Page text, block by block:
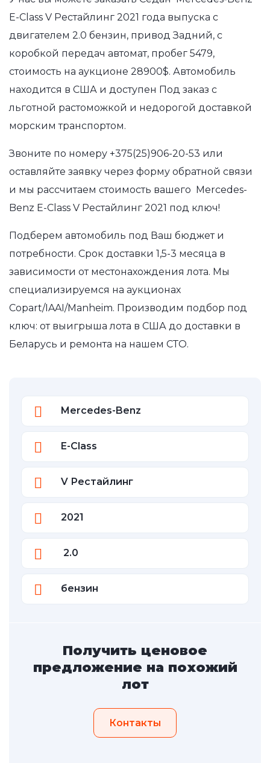
E-Class V Рестайлинг 2021 года выпуска с
двигателем 2.0 бензин, привод Задний, с
коробкой передач автомат, пробег 5479,
стоимость на аукционе 28900$. Автомобиль
находится в США и доступен Под заказ с
льготной растоможкой и недорогой доставкой
морским транспортом.
Звоните по номеру +375(25)906-20-53 или
оставляйте заявку через форму обратной связи
и мы рассчитаем стоимость вашего Mercedes-
Benz E-Class V Рестайлинг 2021 под ключ!
Подберем автомобиль под Ваш бюджет и
потребности. Срок доставки 1,5-3 месяца в
зависимости от местонахождения лота. Мы
специализируемся на аукционах
Copart/IAAI/Manheim. Производим подбор под
ключ: от выигрыша лота в США до доставки в
Беларусь и ремонта на нашем СТО.
Mercedes-Benz
E-Class
V Рестайлинг
2021
2.0
бензин
Получить ценовое
предложение на похожий
лот
Контакты